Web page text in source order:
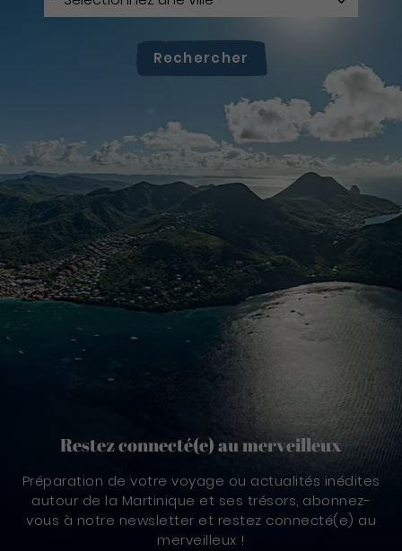
Rechercher
Restez connecté(e) au merveilleux
Préparation de votre voyage ou actualités inédites
autour de la Martinique et ses trésors, abonnez-
vous à notre newsletter et restez connecté(e) au
merveilleux !